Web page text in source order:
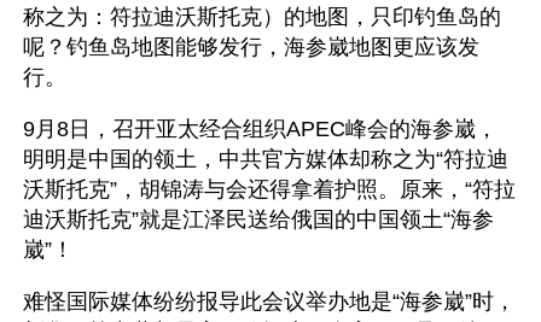
称之为：符拉迪沃斯托克）的地图，只印钓鱼岛的
呢？钓鱼岛地图能够发行，海参崴地图更应该发
行。
9月8日，召开亚太经合组织APEC峰会的海参崴，
明明是中国的领土，中共官方媒体却称之为“符拉迪
沃斯托克”，胡锦涛与会还得拿着护照。原来，“符拉
迪沃斯托克”就是江泽民送给俄国的中国领土“海参
崴”！
难怪国际媒体纷纷报导此会议举办地是“海参崴”时，